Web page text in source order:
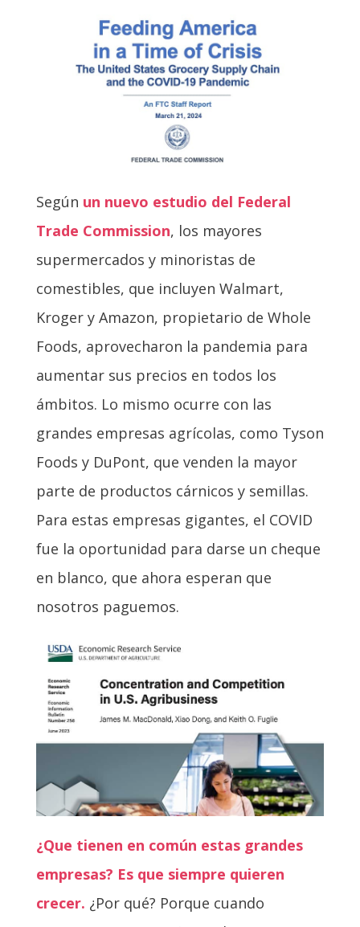
Según un nuevo estudio del Federal
Trade Commission, los mayores
supermercados y minoristas de
comestibles, que incluyen Walmart,
Kroger y Amazon, propietario de Whole
Foods, aprovecharon la pandemia para
aumentar sus precios en todos los
ámbitos. Lo mismo ocurre con las
grandes empresas agrícolas, como Tyson
Foods y DuPont, que venden la mayor
parte de productos cárnicos y semillas.
Para estas empresas gigantes, el COVID
fue la oportunidad para darse un cheque
en blanco, que ahora esperan que
nosotros paguemos.
¿Que tienen en común estas grandes
empresas? Es que siempre quieren
crecer. ¿Por qué? Porque cuando